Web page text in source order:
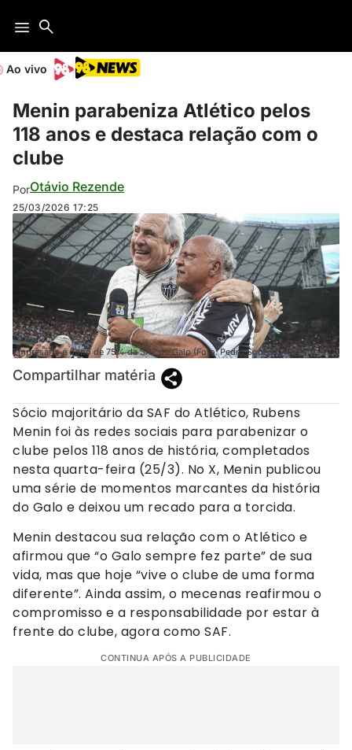
Ao vivo
Menin parabeniza Atlético pelos
118 anos e destaca relação com o
clube
PorOtávio Rezende
25/03/2026 17:25
Empresário é dono de 75% da SAF do Galo (Foto: Pedro Souza / Atlético)
Compartilhar matéria
Sócio majoritário da SAF do Atlético, Rubens
Menin foi às redes sociais para parabenizar o
clube pelos 118 anos de história, completados
nesta quarta-feira (25/3). No X, Menin publicou
uma série de momentos marcantes da história
do Galo e deixou um recado para a torcida.
Menin destacou sua relação com o Atlético e
afirmou que “o Galo sempre fez parte” de sua
vida, mas que hoje “vive o clube de uma forma
diferente”. Ainda assim, o mecenas reafirmou o
compromisso e a responsabilidade por estar à
frente do clube, agora como SAF.
CONTINUA APÓS A PUBLICIDADE